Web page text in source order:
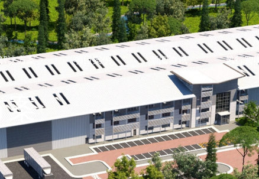
决方案 项目案例 新闻资讯 风行智电
案